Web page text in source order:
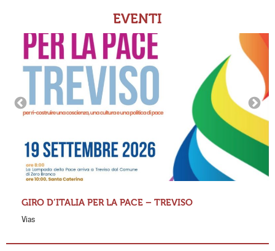
EVENTI
GIRO D’ITALIA PER LA PACE – TREVISO
Vias